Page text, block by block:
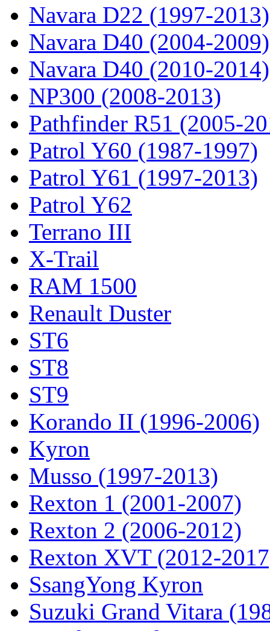
Navara D22 (1997-2013)
Navara D40 (2004-2009)
Navara D40 (2010-2014)
NP300 (2008-2013)
Pathfinder R51 (2005-
Patrol Y60 (1987-1997)
Patrol Y61 (1997-2013)
Patrol Y62
Terrano III
X-Trail
RAM 1500
Renault Duster
ST6
ST8
ST9
Korando II (1996-2006)
Kyron
Musso (1997-2013)
Rexton 1 (2001-2007)
Rexton 2 (2006-2012)
Rexton XVT (2012-
SsangYong Kyron
Suzuki Grand Vitara